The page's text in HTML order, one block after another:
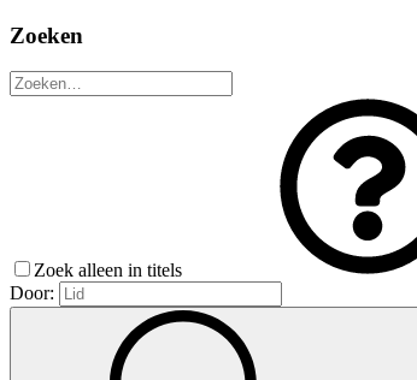
Zoeken
Zoek alleen in titels
Door: